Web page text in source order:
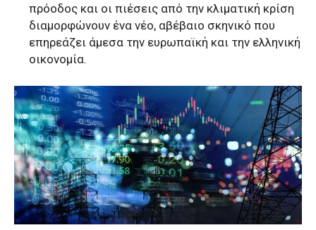
πρόοδος και οι πιέσεις από την κλιματική κρίση
διαμορφώνουν ένα νέο, αβέβαιο σκηνικό που
επηρεάζει άμεσα την ευρωπαϊκή και την ελληνική
οικονομία.